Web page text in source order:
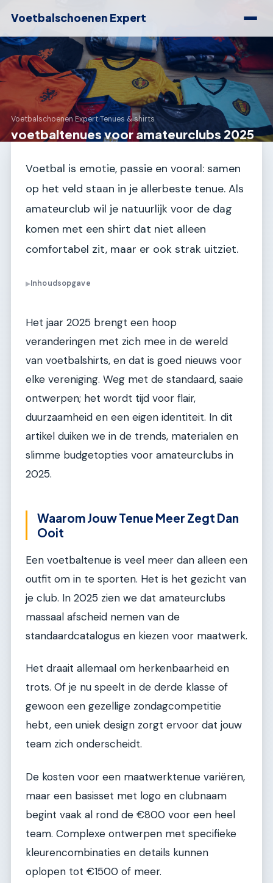
Voetbalschoenen Expert
Voetbalschoenen Expert›Tenues & shirts
voetbaltenues voor amateurclubs 2025
Voetbal is emotie, passie en vooral: samen
op het veld staan in je allerbeste tenue. Als
amateurclub wil je natuurlijk voor de dag
komen met een shirt dat niet alleen
comfortabel zit, maar er ook strak uitziet.
▶Inhoudsopgave
Het jaar 2025 brengt een hoop
veranderingen met zich mee in de wereld
van voetbalshirts, en dat is goed nieuws voor
elke vereniging. Weg met de standaard, saaie
ontwerpen; het wordt tijd voor flair,
duurzaamheid en een eigen identiteit. In dit
artikel duiken we in de trends, materialen en
slimme budgetopties voor amateurclubs in
2025.
Waarom Jouw Tenue Meer Zegt Dan
Ooit
Een voetbaltenue is veel meer dan alleen een
outfit om in te sporten. Het is het gezicht van
je club. In 2025 zien we dat amateurclubs
massaal afscheid nemen van de
standaardcatalogus en kiezen voor maatwerk.
Het draait allemaal om herkenbaarheid en
trots. Of je nu speelt in de derde klasse of
gewoon een gezellige zondagcompetitie
hebt, een uniek design zorgt ervoor dat jouw
team zich onderscheidt.
De kosten voor een maatwerktenue variëren,
maar een basisset met logo en clubnaam
begint vaak al rond de €800 voor een heel
team. Complexe ontwerpen met specifieke
kleurencombinaties en details kunnen
oplopen tot €1500 of meer.